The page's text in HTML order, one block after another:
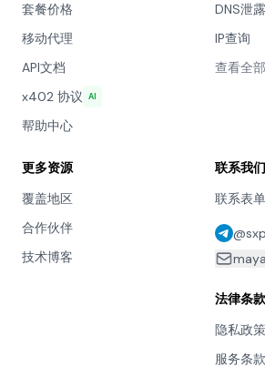
套餐价格
移动代理
API文档
x402 协议 AI
帮助中心
DNS泄
IP查询
查看全
更多资源
覆盖地区
合作伙伴
技术博客
联系我们
联系表单
法律条款
隐私政策
服务条款